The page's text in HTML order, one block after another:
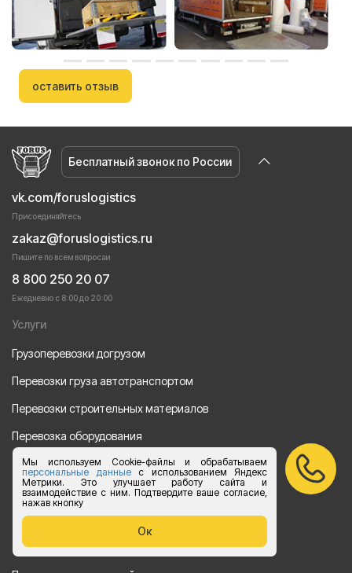
Мы используем Cookie-файлы и обрабатываем
персональные данныес использованием Яндекс
Метрики. Это улучшает работу сайта и
взаимодействие с ним. Подтвердите ваше согласие,
нажав кнопку
Ок
оставить отзыв
Бесплатный звонок по России
vk.com/foruslogistics
Присоединяйтесь
zakaz@foruslogistics.ru
Пишите по всем вопросаи
8 800 250 20 07
Ежедневно с 8:00 до 20:00
Услуги
Грузоперевозки догрузом
Перевозки груза автотранспортом
Перевозки строительных материалов
Перевозка оборудования
Перевозка продуктов питания
Переезд
Рефрежераторные перевозки
Перевозки автотехники